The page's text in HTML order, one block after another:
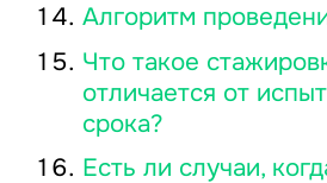
Алгоритм
Что такое
отличается от
срока?
Есть ли случаи,